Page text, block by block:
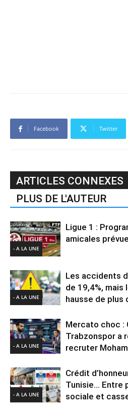
Facebook Twitter
ARTICLES CONNEXES
PLUS DE L'AUTEUR
- A LA UNE
Ligue 1 :
amicales
- A LA UNE
Les accidents
de 19,4%, mais
hausse de plus
- A LA UNE
Mercato choc :
Trabzonspor a
recruter
- A LA UNE
Crédit
Tunisie… Entre
sociale et